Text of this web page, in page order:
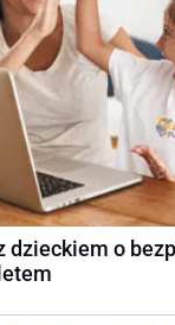
dzieckiem o